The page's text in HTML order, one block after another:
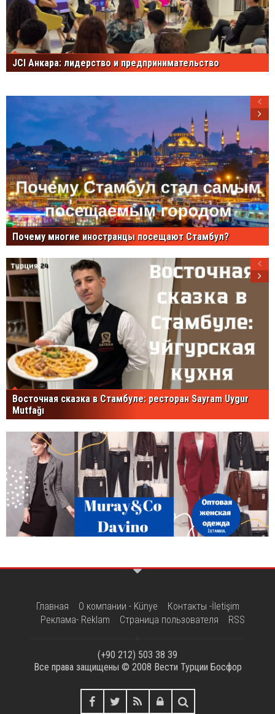
JCI Анкара: лидерство и предпринимательство
Почему многие иностранцы посещают Стамбул?
Восточная сказка в Стамбуле: ресторан Sayram Uygur
Mutfağı
Главная О компании - Künye
Контакты -İletişim
Реклама- Reklam
Страница пользователя RSS
(+90 212) 503 38 39
Все права защищены © 2008 Вести Турции Босфор